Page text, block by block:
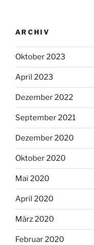
ARCHIV
Oktober 2023
April 2023
Dezember 2022
September 2021
Dezember 2020
Oktober 2020
Mai 2020
April 2020
März 2020
Februar 2020